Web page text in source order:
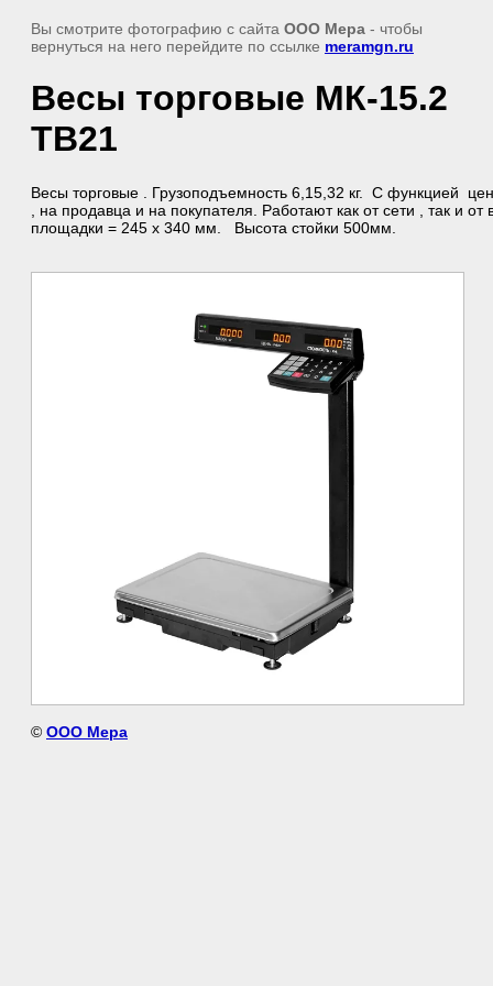
Вы смотрите фотографию с сайта ООО Мера - чтобы
вернуться на него перейдите по ссылке meramgn.ru
Весы торговые МК-15.2
ТВ21
Весы торговые . Грузоподъемность 6,15,32 кг. С функцией
, на продавца и на покупателя. Работают как от сети , так и
площадки = 245 х 340 мм. Высота стойки 500мм.
© ООО Мера